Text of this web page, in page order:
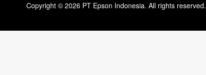
Copyright © 2026 PT Epson Indonesia. All rights reserved.